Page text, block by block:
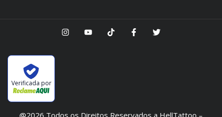
Verificada por
@2026 Todos os Direitos Reservados a HellTattoo –